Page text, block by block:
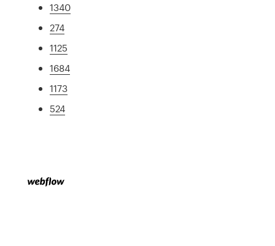
1340
274
1125
1684
1173
524